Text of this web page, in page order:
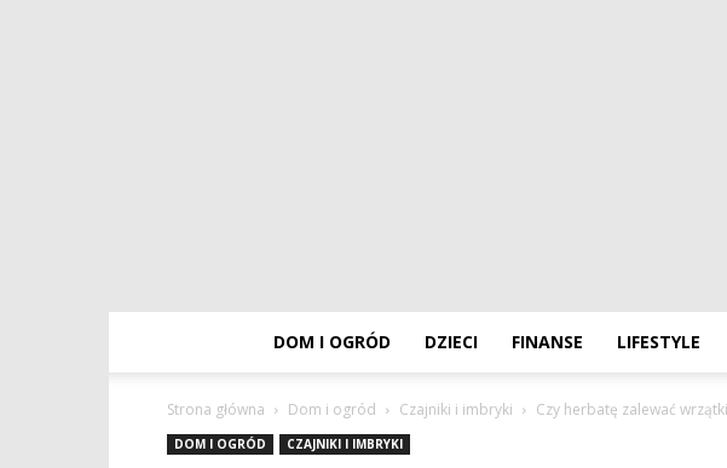
DOM I OGRÓD DZIECI FINANSE LIFESTYLE
Strona główna Dom i ogród Czajniki i imbryki Czy herbatę zalewać
DOM I OGRÓD CZAJNIKI I IMBRYKI